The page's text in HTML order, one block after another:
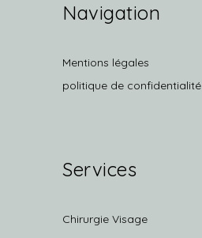
Navigation
Mentions légales
politique de confidentialité
Services
Chirurgie Visage